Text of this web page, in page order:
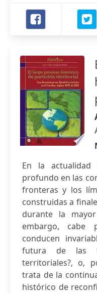
En la actualidad
profundo en las
fronteras y los
construidas a
durante la
embargo, cabe
conducen
futura de las
territoriales?, o,
trata de la
histórico de